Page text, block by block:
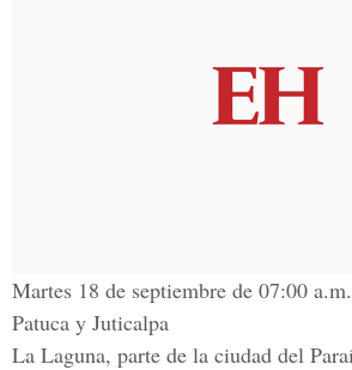
Martes 18 de septiembre de 07:00
Patuca y Juticalpa
La Laguna, parte de la ciudad del